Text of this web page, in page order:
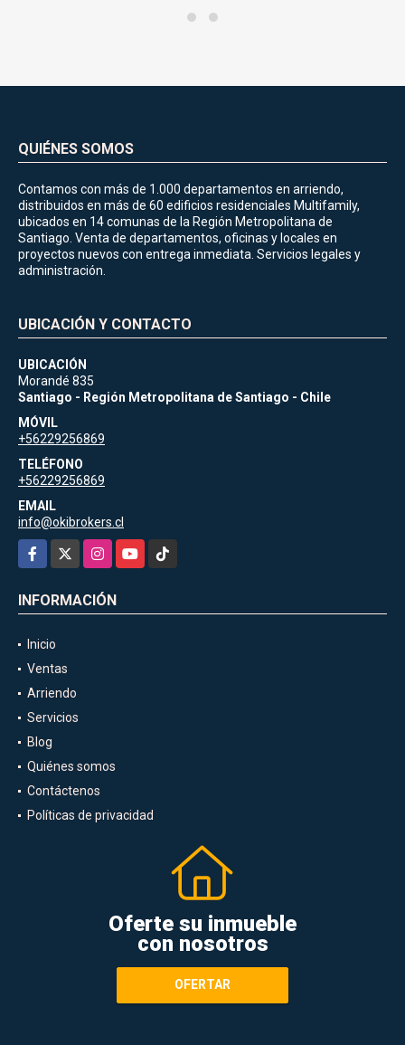
QUIÉNES SOMOS
Contamos con más de 1.000 departamentos en arriendo,
distribuidos en más de 60 edificios residenciales Multifamily,
ubicados en 14 comunas de la Región Metropolitana de
Santiago. Venta de departamentos, oficinas y locales en
proyectos nuevos con entrega inmediata. Servicios legales y
administración.
UBICACIÓN Y CONTACTO
UBICACIÓN
Morandé 835
Santiago - Región Metropolitana de Santiago - Chile
MÓVIL
+56229256869
TELÉFONO
+56229256869
EMAIL
info@okibrokers.cl
Facebook
InstagramYouTubeTikTok
INFORMACIÓN
Inicio
Ventas
Arriendo
Servicios
Blog
Quiénes somos
Contáctenos
Políticas de privacidad
Oferte su inmueble
con nosotros
OFERTAR